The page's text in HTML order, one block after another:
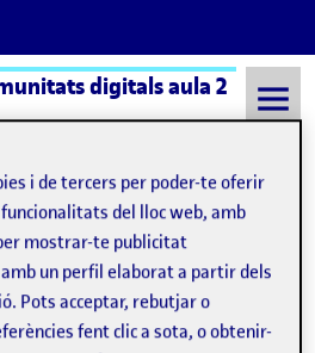
digitals aula 2
5 Desembre, 2022
2022
i de tercers per poder-te oferir
del lloc web, amb
mostrar-te publicitat
un perfil elaborat a partir dels
Pots acceptar, rebutjar o
fent clic a sota, o obtenir-